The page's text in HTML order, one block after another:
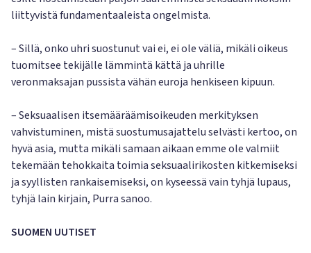
liittyvistä fundamentaaleista ongelmista.
– Sillä, onko uhri suostunut vai ei, ei ole väliä, mikäli oikeus
tuomitsee tekijälle lämmintä kättä ja uhrille
veronmaksajan pussista vähän euroja henkiseen kipuun.
– Seksuaalisen itsemääräämisoikeuden merkityksen
vahvistuminen, mistä suostumusajattelu selvästi kertoo, on
hyvä asia, mutta mikäli samaan aikaan emme ole valmiit
tekemään tehokkaita toimia seksuaalirikosten kitkemiseksi
ja syyllisten rankaisemiseksi, on kyseessä vain tyhjä lupaus,
tyhjä lain kirjain, Purra sanoo.
SUOMEN UUTISET